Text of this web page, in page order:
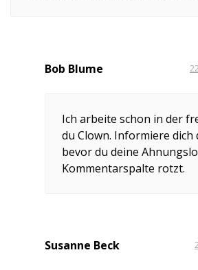
Bob Blume
Ich arbeite schon in der
du Clown. Informiere dich
bevor du deine
Kommentarspalte rotzt.
Susanne Beck